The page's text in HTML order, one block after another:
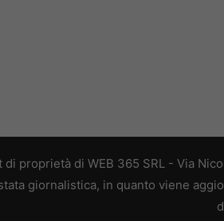
di proprietà di WEB 365 SRL - Via
giornalistica, in quanto viene